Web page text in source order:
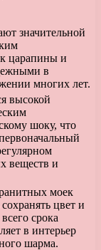
значительной
царапины и
в
многих лет.
высокой
шоку, что
веществ и
моек
цвет и
срока
в интерьер
шарма.